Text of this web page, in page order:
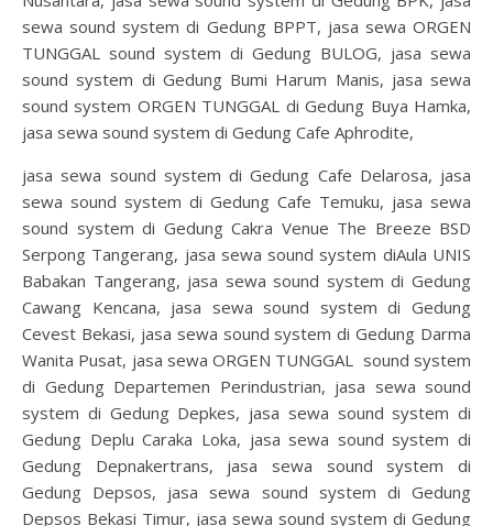
sewa sound system di Gedung BPPT, jasa sewa ORGEN
TUNGGAL sound system di Gedung BULOG, jasa sewa
sound system di Gedung Bumi Harum Manis, jasa sewa
sound system ORGEN TUNGGAL di Gedung Buya Hamka,
jasa sewa sound system di Gedung Cafe Aphrodite,
jasa sewa sound system di Gedung Cafe Delarosa, jasa
sewa sound system di Gedung Cafe Temuku, jasa sewa
sound system di Gedung Cakra Venue The Breeze BSD
Serpong Tangerang, jasa sewa sound system diAula UNIS
Babakan Tangerang, jasa sewa sound system di Gedung
Cawang Kencana, jasa sewa sound system di Gedung
Cevest Bekasi, jasa sewa sound system di Gedung Darma
Wanita Pusat, jasa sewa ORGEN TUNGGAL sound system
di Gedung Departemen Perindustrian, jasa sewa sound
system di Gedung Depkes, jasa sewa sound system di
Gedung Deplu Caraka Loka, jasa sewa sound system di
Gedung Depnakertrans, jasa sewa sound system di
Gedung Depsos, jasa sewa sound system di Gedung
Depsos Bekasi Timur, jasa sewa sound system di Gedung